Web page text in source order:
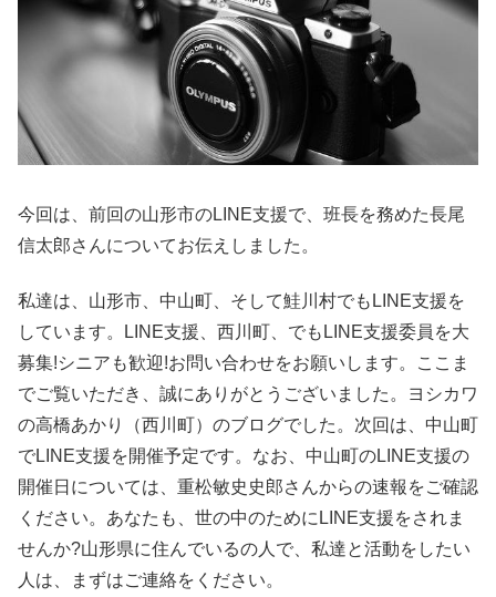
今回は、前回の山形市のLINE支援で、班長を務めた長尾
信太郎さんについてお伝えしました。
私達は、山形市、中山町、そして鮭川村でもLINE支援を
しています。LINE支援、西川町、でもLINE支援委員を大
募集!シニアも歓迎!お問い合わせをお願いします。ここま
でご覧いただき、誠にありがとうございました。ヨシカワ
の高橋あかり（西川町）のブログでした。次回は、中山町
でLINE支援を開催予定です。なお、中山町のLINE支援の
開催日については、重松敏史史郎さんからの速報をご確認
ください。あなたも、世の中のためにLINE支援をされま
せんか?山形県に住んでいるの人で、私達と活動をしたい
人は、まずはご連絡をください。